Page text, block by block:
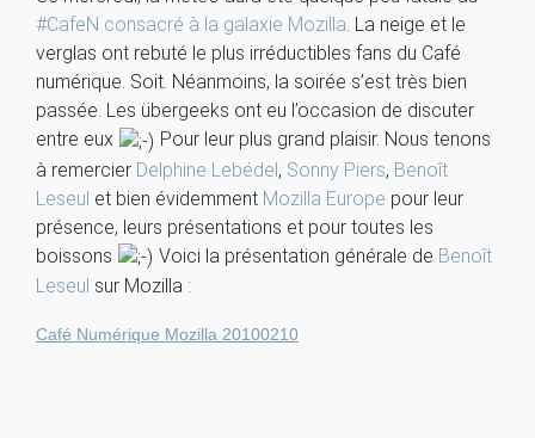
#CafeN consacré à la galaxie Mozilla. La neige et le
verglas ont rebuté le plus irréductibles fans du Café
numérique. Soit. Néanmoins, la soirée s’est très bien
passée. Les übergeeks ont eu l’occasion de discuter
entre eux
Pour leur plus grand plaisir. Nous tenons
à remercier Delphine Lebédel, Sonny Piers, Benoît
Leseul et bien évidemment Mozilla Europe pour leur
présence, leurs présentations et pour toutes les
boissons
Voici la présentation générale de Benoît
Leseul sur Mozilla :
Café Numérique Mozilla 20100210